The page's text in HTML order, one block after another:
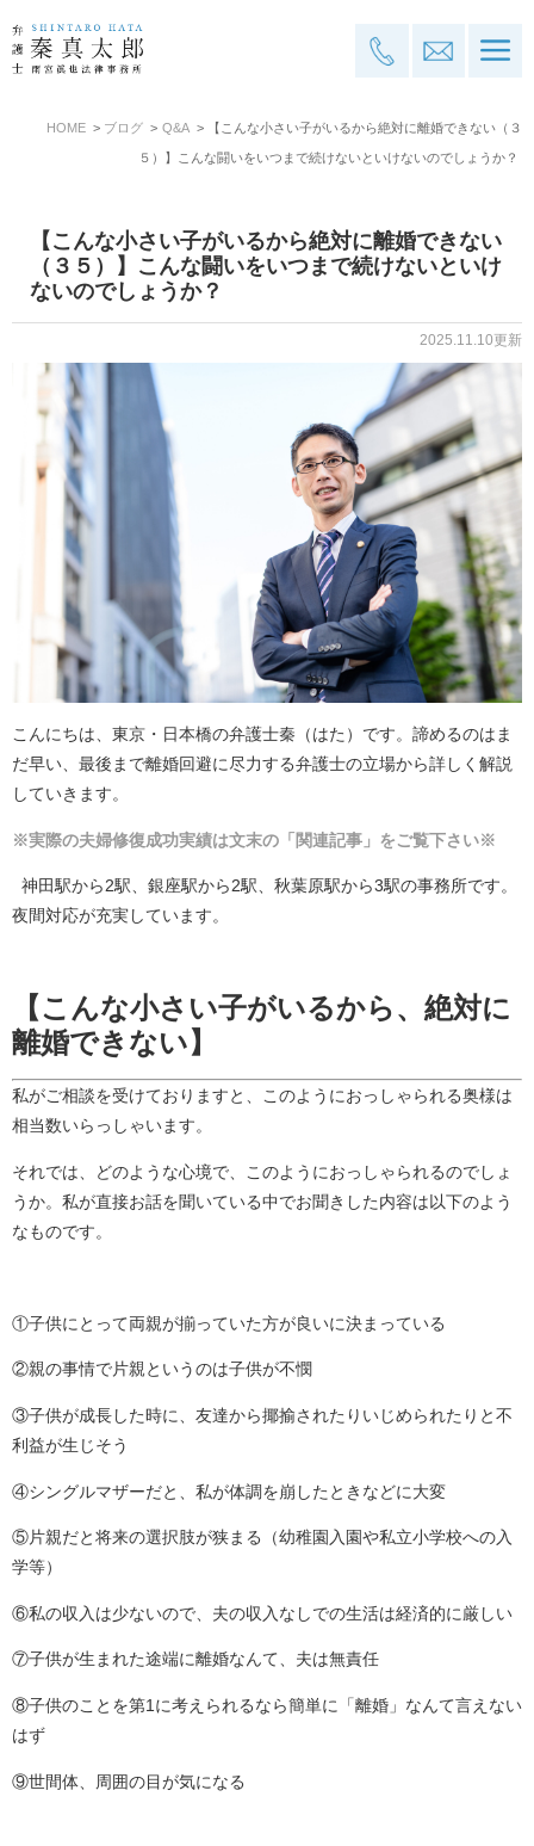
HOME ブログ Q&A 【こんな小さい子がいるから絶対に離婚できない（３
５）】こんな闘いをいつまで続けないといけないのでしょうか？
【こんな小さい子がいるから絶対に離婚できない
（３５）】こんな闘いをいつまで続けないといけ
ないのでしょうか？
2025.11.10更新
こんにちは、東京・日本橋の弁護士秦（はた）です。諦めるのはま
だ早い、最後まで離婚回避に尽力する弁護士の立場から詳しく解説
していきます。
※実際の夫婦修復成功実績は文末の「関連記事」をご覧下さい※
神田駅から2駅、銀座駅から2駅、秋葉原駅から3駅の事務所です。
夜間対応が充実しています。
【こんな小さい子がいるから、絶対に
離婚できない】
私がご相談を受けておりますと、このようにおっしゃられる奥様は
相当数いらっしゃいます。
それでは、どのような心境で、このようにおっしゃられるのでしょ
うか。私が直接お話を聞いている中でお聞きした内容は以下のよう
なものです。
①子供にとって両親が揃っていた方が良いに決まっている
②親の事情で片親というのは子供が不憫
③子供が成長した時に、友達から揶揄されたりいじめられたりと不
利益が生じそう
④シングルマザーだと、私が体調を崩したときなどに大変
⑤片親だと将来の選択肢が狭まる（幼稚園入園や私立小学校への入
学等）
⑥私の収入は少ないので、夫の収入なしでの生活は経済的に厳しい
⑦子供が生まれた途端に離婚なんて、夫は無責任
⑧子供のことを第1に考えられるなら簡単に「離婚」なんて言えない
はず
⑨世間体、周囲の目が気になる